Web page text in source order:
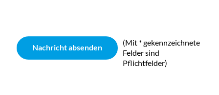
(Mit *gekennzeichnete
Felder sind
Pflichtfelder)